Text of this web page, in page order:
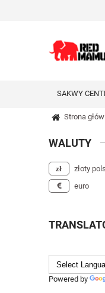
SAKWY
Strona
WALUTY
złoty
euro
Powered by